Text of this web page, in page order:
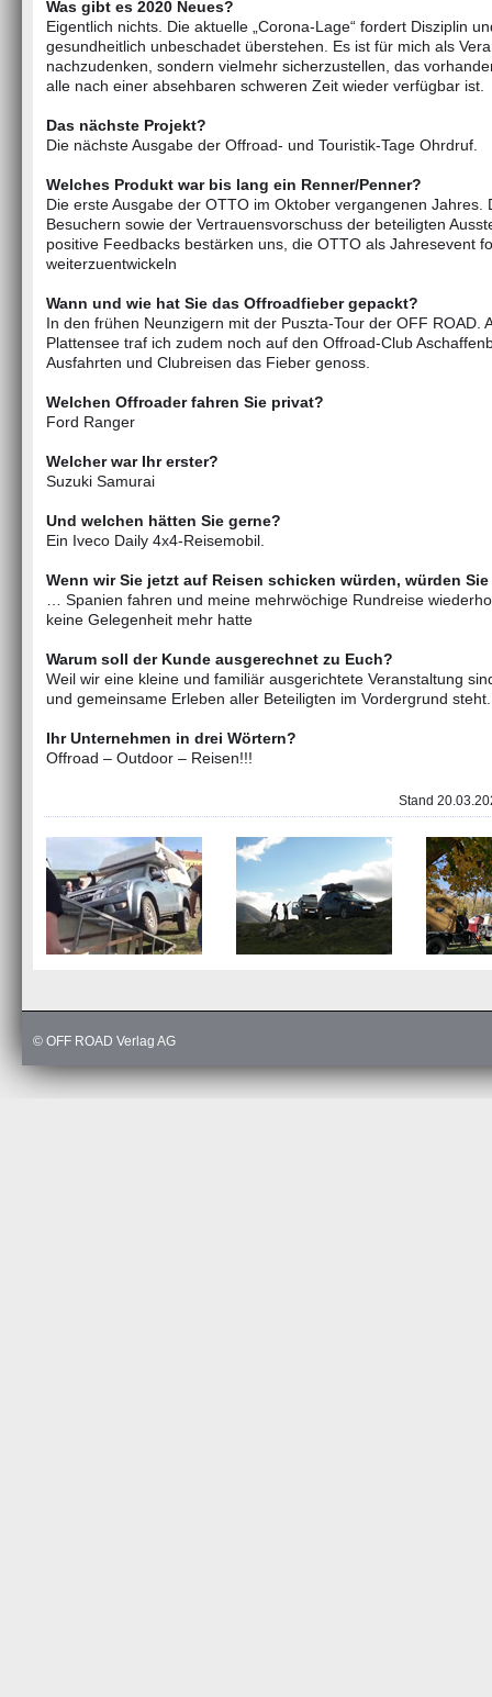
Was gibt es 2020 Neues?
Eigentlich nichts. Die aktuelle „Corona-Lage“ fordert Disziplin
gesundheitlich unbeschadet überstehen. Es ist für mich als
nachzudenken, sondern vielmehr sicherzustellen, das
alle nach einer absehbaren schweren Zeit wieder verfügbar ist.
Das nächste Projekt?
Die nächste Ausgabe der Offroad- und Touristik-Tage Ohrdruf.
Welches Produkt war bis lang ein Renner/Penner?
Die erste Ausgabe der OTTO im Oktober vergangenen
Besuchern sowie der Vertrauensvorschuss der beteiligten
positive Feedbacks bestärken uns, die OTTO als Jahresevent
weiterzuentwickeln
Wann und wie hat Sie das Offroadfieber gepackt?
In den frühen Neunzigern mit der Puszta-Tour der OFF ROAD.
Plattensee traf ich zudem noch auf den Offroad-Club
Ausfahrten und Clubreisen das Fieber genoss.
Welchen Offroader fahren Sie privat?
Ford Ranger
Welcher war Ihr erster?
Suzuki Samurai
Und welchen hätten Sie gerne?
Ein Iveco Daily 4x4-Reisemobil.
Wenn wir Sie jetzt auf Reisen schicken würden, würden
… Spanien fahren und meine mehrwöchige Rundreise
keine Gelegenheit mehr hatte
Warum soll der Kunde ausgerechnet zu Euch?
Weil wir eine kleine und familiär ausgerichtete Veranstaltung
und gemeinsame Erleben aller Beteiligten im Vordergrund steht.
Ihr Unternehmen in drei Wörtern?
Offroad – Outdoor – Reisen!!!
Stand
© OFF ROAD Verlag AG